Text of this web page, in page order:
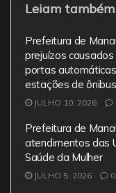
c
e
b
o
o
k
itt
er
ai
l
Leiam também
Prefeitura de
prejuízos
portas
estações de ônibus
JULHO 10, 2026
Prefeitura de
atendimentos das
Saúde da Mulher
JULHO 5, 2026 0